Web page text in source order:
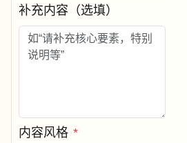
补充内容（选填）
内容风格 *